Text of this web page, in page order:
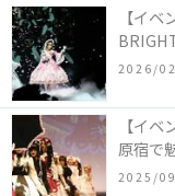
【イ
2026/
【イ
原宿で
2025/